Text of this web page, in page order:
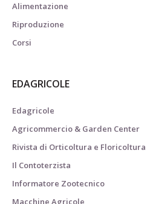
Alimentazione
Riproduzione
Corsi
EDAGRICOLE
Edagricole
Agricommercio & Garden Center
Rivista di Orticoltura e Floricoltura
Il Contoterzista
Informatore Zootecnico
Macchine Agricole